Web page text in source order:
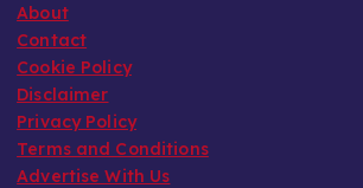
About
Contact
Cookie Policy
Disclaimer
Privacy Policy
Terms and Conditions
Advertise With Us